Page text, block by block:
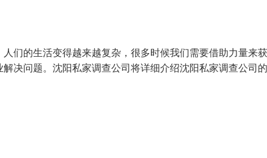
们的生活变得越来越复杂，很多时候我们需要借助力量来
决问题。沈阳私家调查公司将详细介绍沈阳私家调查公司的